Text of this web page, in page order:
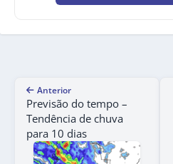
Anterior
Previsão do tempo –
Tendência de chuva
para 10 dias